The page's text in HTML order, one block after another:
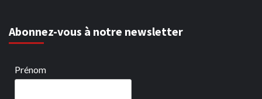
Abonnez-vous à notre newsletter
Prénom